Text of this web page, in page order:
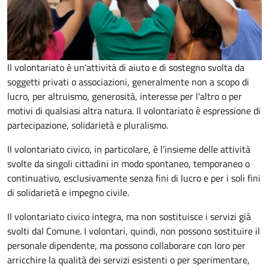
Il volontariato è un'attività di aiuto e di sostegno svolta da
soggetti privati o associazioni, generalmente non a scopo di
lucro, per altruismo, generosità, interesse per l'altro o per
motivi di qualsiasi altra natura. Il volontariato è espressione di
partecipazione, solidarietà e pluralismo.
Il volontariato civico, in particolare, è l’insieme delle attività
svolte da singoli cittadini in modo spontaneo, temporaneo o
continuativo, esclusivamente senza fini di lucro e per i soli fini
di solidarietà e impegno civile.
Il volontariato civico integra, ma non sostituisce i servizi già
svolti dal Comune. I volontari, quindi, non possono sostituire il
personale dipendente, ma possono collaborare con loro per
arricchire la qualità dei servizi esistenti o per sperimentare,